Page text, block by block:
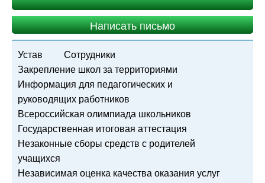
Написать письмо
Устав
Сотрудники
Закрепление школ за территориями
Информация для педагогических и
руководящих работников
Всероссийская олимпиада школьников
Государственная итоговая аттестация
Незаконные сборы средств с родителей
учащихся
Независимая оценка качества оказания услуг